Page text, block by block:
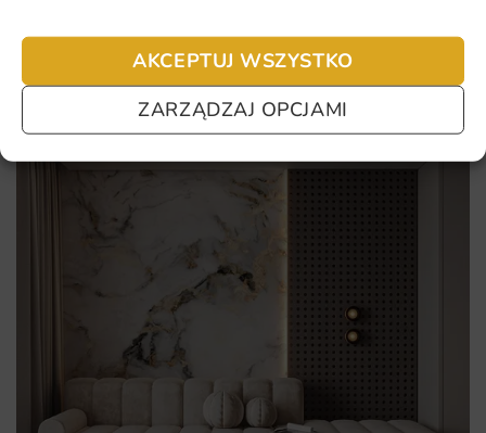
AKCEPTUJ WSZYSTKO
ZARZĄDZAJ OPCJAMI
subtelne przejścia tonalne podkreślające naturę
delikatny, romantyczny charakter florystycznego motywu
nie chcesz czekać – sprawdź najczęściej zadawane pytania.